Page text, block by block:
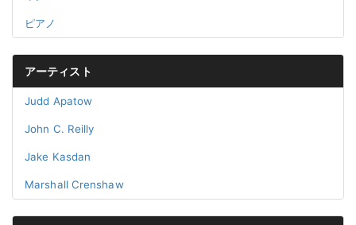
ピアノ
アーティスト
Judd Apatow
John C. Reilly
Jake Kasdan
Marshall Crenshaw